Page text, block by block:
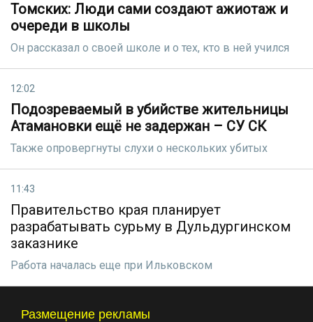
Томских: Люди сами создают ажиотаж и
очереди в школы
Он рассказал о своей школе и о тех, кто в ней учился
12:02
Подозреваемый в убийстве жительницы
Атамановки ещё не задержан – СУ СК
Также опровергнуты слухи о нескольких убитых
11:43
Правительство края планирует
разрабатывать сурьму в Дульдургинском
заказнике
Работа началась еще при Ильковском
Размещение рекламы